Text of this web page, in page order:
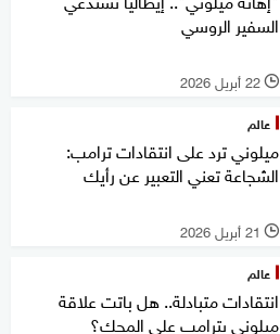
السفير الروسي
l 22 أبريل 2026
عالم
ميلوني ترد على انتقادات ترامب:
الشجاعة تعني التعبير عن رأيك
l 21 أبريل 2026
عالم
انتقادات متبادلة.. هل باتت علاقة
ميلوني بترامب على المحك؟